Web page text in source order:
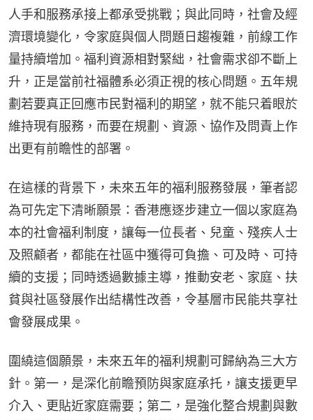
人手和服務承接上都承受挑戰；與此同時，社會及經
濟環境變化，令家庭與個人問題日趨複雜，前線工作
量持續增加。福利資源相對緊絀，社會需求卻不斷上
升，正是當前社福體系必須正視的核心問題。五年規
劃若要真正回應市民對福利的期望，就不能只着眼於
維持現有服務，而要在規劃、資源、協作及問責上作
出更有前瞻性的部署。
在這樣的背景下，未來五年的福利服務發展，筆者認
為可先定下清晰願景：香港應逐步建立一個以家庭為
本的社會福利制度，讓每一位長者、兒童、殘疾人士
及照顧者，都能在社區中獲得可負擔、可及時、可持
續的支援；同時透過數據主導，推動安老、家庭、扶
貧與社區發展作出結構性改善，令基層市民能共享社
會發展成果。
圍繞這個願景，未來五年的福利規劃可歸納為三大方
針。第一，是深化前瞻預防與家庭承托，讓支援更早
介入、更貼近家庭需要；第二，是強化整合規劃與數